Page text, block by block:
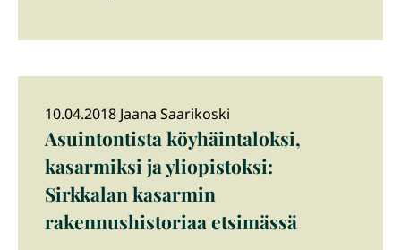
10.04.2018 Jaana Saarikoski
Asuintontista köyhäintaloksi,
kasarmiksi ja yliopistoksi:
Sirkkalan kasarmin
rakennushistoriaa etsimässä